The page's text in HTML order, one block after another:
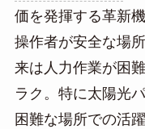
価を発揮する革新機
操作者が安全な場
来は人力作業が困
ラク。特に太陽光
困難な場所での活